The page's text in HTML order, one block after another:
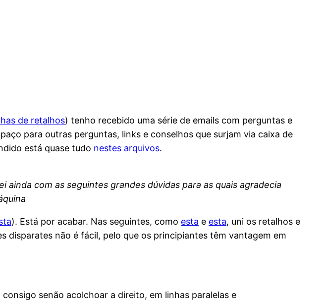
de retalhos) tenho recebido uma série de emails com perguntas e
para outras perguntas, links e conselhos que surjam via caixa de
está quase tudo nestes arquivos.
com as seguintes grandes dúvidas para as quais agradecia
). Está por acabar. Nas seguintes, como esta e esta, uni os retalhos e
não é fácil, pelo que os principiantes têm vantagem em
senão acolchoar a direito, em linhas paralelas e